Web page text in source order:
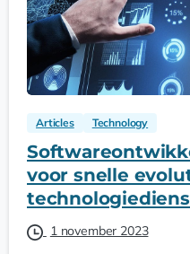
Articles Technology
voor snelle
1 november 2023